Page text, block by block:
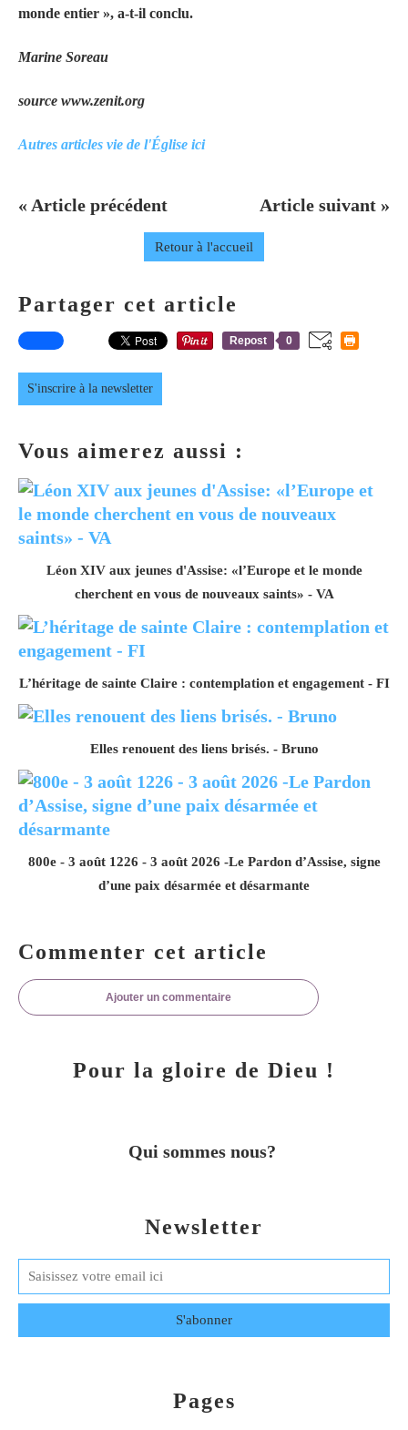
monde entier », a-t-il conclu.
Marine Soreau
source www.zenit.org
Autres articles vie de l'Église ici
« Article précédent Article suivant »
Retour à l'accueil
Partager cet article
Repost 0
S'inscrire à la newsletter
Vous aimerez aussi :
Léon XIV aux jeunes d'Assise: «l’Europe et le monde
cherchent en vous de nouveaux saints» - VA
L’héritage de sainte Claire : contemplation et engagement - FI
Elles renouent des liens brisés. - Bruno
800e - 3 août 1226 - 3 août 2026 -Le Pardon d’Assise, signe
d’une paix désarmée et désarmante
Commenter cet article
Ajouter un commentaire
Newsletter
Pages
Pour la gloire de Dieu !
Qui sommes nous?